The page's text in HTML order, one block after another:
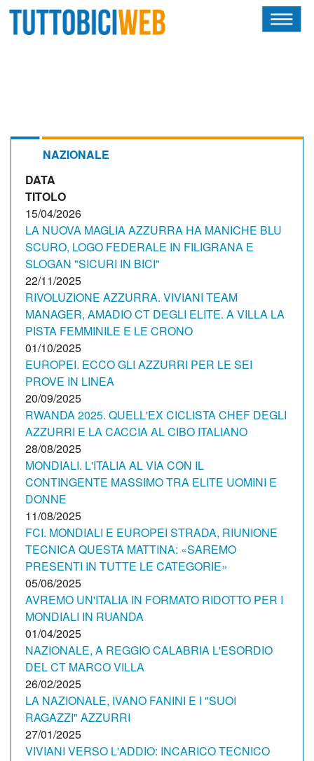
CALENDARIO
OSCAR
ALBI D'ORO
NEWSLETTER
NAZIONALE
DATA
TITOLO
15/04/2026
LA NUOVA MAGLIA AZZURRA HA MANICHE BLU
SCURO, LOGO FEDERALE IN FILIGRANA E
SLOGAN "SICURI IN BICI"
22/11/2025
RIVOLUZIONE AZZURRA. VIVIANI TEAM
MANAGER, AMADIO CT DEGLI ELITE. A VILLA LA
PISTA FEMMINILE E LE CRONO
01/10/2025
EUROPEI. ECCO GLI AZZURRI PER LE SEI
PROVE IN LINEA
20/09/2025
RWANDA 2025. QUELL'EX CICLISTA CHEF DEGLI
AZZURRI E LA CACCIA AL CIBO ITALIANO
28/08/2025
MONDIALI. L'ITALIA AL VIA CON IL
CONTINGENTE MASSIMO TRA ELITE UOMINI E
DONNE
11/08/2025
FCI. MONDIALI E EUROPEI STRADA, RIUNIONE
TECNICA QUESTA MATTINA: «SAREMO
PRESENTI IN TUTTE LE CATEGORIE»
05/06/2025
AVREMO UN'ITALIA IN FORMATO RIDOTTO PER I
MONDIALI IN RUANDA
01/04/2025
NAZIONALE, A REGGIO CALABRIA L'ESORDIO
DEL CT MARCO VILLA
26/02/2025
LA NAZIONALE, IVANO FANINI E I "SUOI
RAGAZZI" AZZURRI
27/01/2025
VIVIANI VERSO L'ADDIO: INCARICO TECNICO